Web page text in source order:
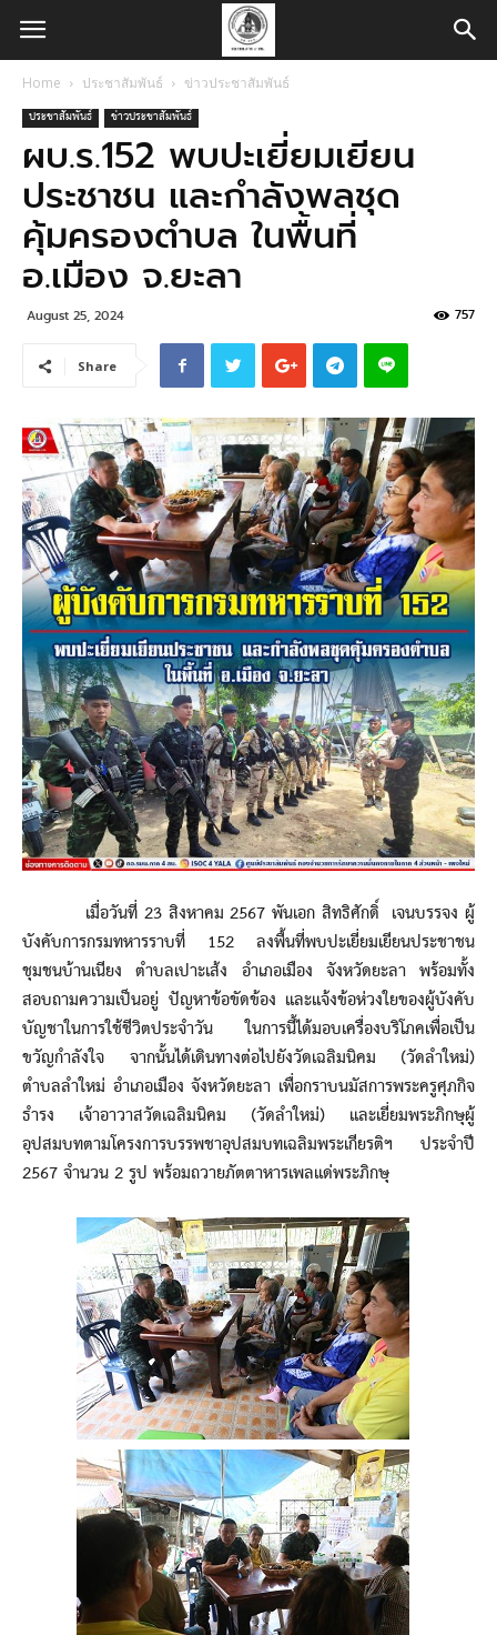
Home ประชาสัมพันธ์ ข่าวประชาสัมพันธ์
ประชาสัมพันธ์ ข่าวประชาสัมพันธ์
ผบ.ร.152 พบปะเยี่ยมเยียน
ประชาชน และกำลังพลชุด
คุ้มครองตำบล ในพื้นที่
อ.เมือง จ.ยะลา
August 25, 2024 757
Share
เมื่อวันที่ 23 สิงหาคม 2567 พันเอก สิทธิศักดิ์ เจนบรรจง ผู้
บังคับการกรมทหารราบที่ 152 ลงพื้นที่พบปะเยี่ยมเยียนประชาชน
ชุมชนบ้านเนียง ตำบลเปาะเส้ง อำเภอเมือง จังหวัดยะลา พร้อมทั้ง
สอบถามความเป็นอยู่ ปัญหาข้อขัดข้อง และแจ้งข้อห่วงใยของผู้บังคับ
บัญชาในการใช้ชีวิตประจำวัน ในการนี้ได้มอบเครื่องบริโภคเพื่อเป็น
ขวัญกำลังใจ จากนั้นได้เดินทางต่อไปยังวัดเฉลิมนิคม (วัดลำใหม่)
ตำบลลำใหม่ อำเภอเมือง จังหวัดยะลา เพื่อกราบนมัสการพระครูศุภกิจ
ธำรง เจ้าอาวาสวัดเฉลิมนิคม (วัดลำใหม่) และเยี่ยมพระภิกษุผู้
อุปสมบทตามโครงการบรรพชาอุปสมบทเฉลิมพระเกียรติฯ ประจำปี
2567 จำนวน 2 รูป พร้อมถวายภัตตาหารเพลแด่พระภิกษุ